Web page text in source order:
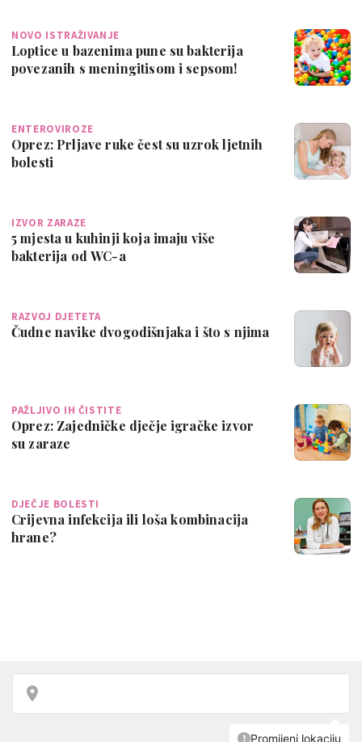
NOVO ISTRAŽIVANJE
Loptice u bazenima pune su bakterija
povezanih s meningitisom i sepsom!
ENTEROVIROZE
Oprez: Prljave ruke čest su uzrok ljetnih
bolesti
IZVOR ZARAZE
5 mjesta u kuhinji koja imaju više
bakterija od WC-a
RAZVOJ DJETETA
Čudne navike dvogodišnjaka i što s njima
PAŽLJIVO IH ČISTITE
Oprez: Zajedničke dječje igračke izvor
su zaraze
DJEČJE BOLESTI
Crijevna infekcija ili loša kombinacija
hrane?